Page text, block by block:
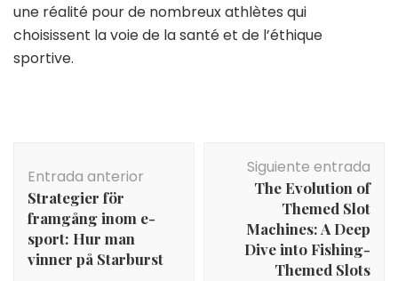
une réalité pour de nombreux athlètes qui
choisissent la voie de la santé et de l’éthique
sportive.
de
entradas
Entrada anterior
Strategier för
framgång inom e-
sport: Hur man
vinner på Starburst
Siguiente entrada
The Evolution of
Themed Slot
Machines: A Deep
Dive into Fishing-
Themed Slots